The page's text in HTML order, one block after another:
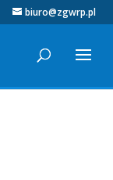
biuro@zgwrp.pl